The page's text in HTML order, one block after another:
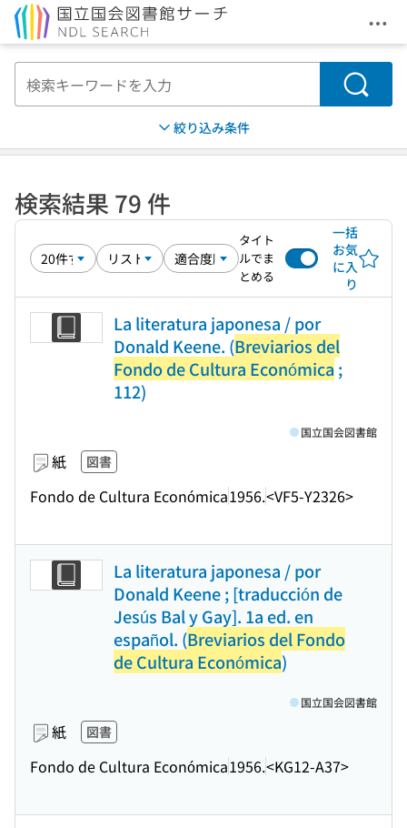
メ
検索
絞り込み条件
検索結果 79 件
タイト
ルでま
とめる
一括
お気
に入
り
La literatura japonesa / por
Donald Keene. (Breviarios del
Fondo de Cultura Económica ;
112)
紙 図書
Fondo de Cultura Económica1956.<VF5-Y2326>
国立国会図書館
La literatura japonesa / por
Donald Keene ; [traducción de
Jesús Bal y Gay]. 1a ed. en
español. (Breviarios del Fondo
de Cultura Económica)
紙 図書
Fondo de Cultura Económica1956.<KG12-A37>
国立国会図書館